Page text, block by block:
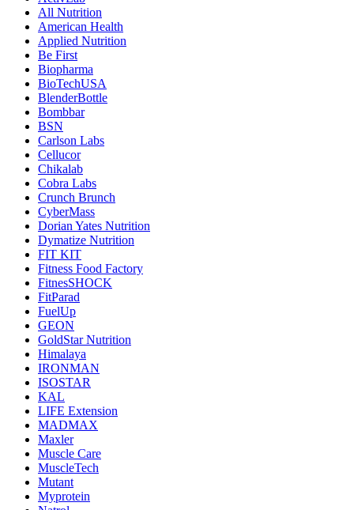
All Nutrition
American Health
Applied Nutrition
Be First
Biopharma
BioTechUSA
BlenderBottle
Bombbar
BSN
Carlson Labs
Cellucor
Chikalab
Cobra Labs
Crunch Brunch
CyberMass
Dorian Yates Nutrition
Dymatize Nutrition
FIT KIT
Fitness Food Factory
FitnesSHOCK
FitParad
FuelUp
GEON
GoldStar Nutrition
Himalaya
IRONMAN
ISOSTAR
KAL
LIFE Extension
MADMAX
Maxler
Muscle Care
MuscleTech
Mutant
Myprotein